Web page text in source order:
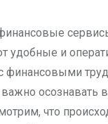
удобные и
финансовыми
важно
что